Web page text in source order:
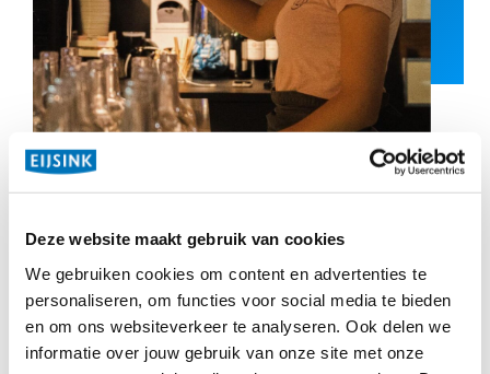
Deze website maakt gebruik van cookies
We gebruiken cookies om content en advertenties te
personaliseren, om functies voor social media te bieden
en om ons websiteverkeer te analyseren. Ook delen we
informatie over jouw gebruik van onze site met onze
Kassa in het restaurant:
handheld of vast
Besluit jij een kassasysteem aan te schaffen voor in het
restaurant, dan dien je goed te overwegen of je voor een